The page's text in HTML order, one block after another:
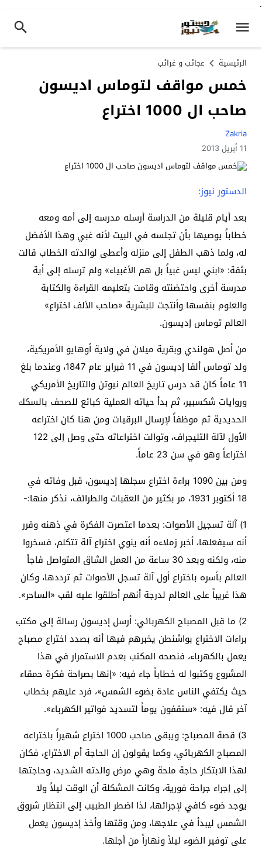
.
الرئيسية عجائب و غرائب
خمس مواقف لتوماس اديسون
صاحب ال 1000 اختراع
Zakria
11 أبريل 2013
الدستور نيوز:
بعد أيام قليلة من الدراسة أرسله مدرسه إلى أمه ومعه
خطاباً يوصيها بأن تجلسه في البيت لأنه غبي وهذا الأفضل
له، ولما ذهب الطفل إلى منزله وأعطى لوالدته الخطاب قالت
بثقة: «ابني ليس غبياً بل هم الأغبياء» ولم ترسله إلى أية
مدرسة أخرى واحتضنته وقامت بتعليمه القراءة والكتابة
والعلوم بنفسها وأنتجت للبشرية «صاحب الألف اختراع»
العالم توماس إديسون.
من أصل هولندي وبقرية ميلان في ولاية أوهايو الأمريكية،
ولد توماس ألفا إديسون في 11 فبراير عام 1847، وعندما بلغ
11 عاماً كان قد درس تاريخ العالم نيوتن والتاريخ الأمريكي
وروايات شكسبير، ثم بدأ حياته العملية كبائع للصحف بالسكك
الحديدية ثم موظفاً لإرسال البرقيات ومن هنا كان اختراعه
الأول لآلة التليجراف، وتوالت اختراعاته حتى وصل إلى 122
اختراعاً وهو في سن 23 عاماً.
ومن بين 1090 براءة اختراع سجلها إديسون، قبل وفاته في
18 أكتوبر 1931، مر بكثير من العقبات والطرائف، نذكر منها:-
1) آلة تسجيل الأصوات: بعدما اعتصرت الفكرة في ذهنه وقرر
أنه سيفعلها، أخبر زملاءه أنه ينوي اختراع آلة تتكلم، فسخروا
منه، ولكنه وبعد 30 ساعة من العمل الشاق المتواصل فاجأ
العالم بأسره باختراع أول آلة تسجل الأصوات ثم ترددها، وكان
هذا غريباً على العالم لدرجة أنهم أطلقوا عليه لقب «الساحر».
2) ما قبل المصباح الكهربائي: أرسل إديسون رسالة إلى مكتب
براءات الاختراع بواشنطن يخبرهم فيها أنه بصدد اختراع مصباح
يعمل بالكهرباء، فنصحه المكتب بعدم الاستمرار في هذا
المشروع وكتبوا له خطاباً جاء فيه: «إنها بصراحة فكرة حمقاء
حيث يكتفي الناس عادة بضوء الشمس»، فرد عليهم بخطاب
آخر قال فيه: «ستقفون يوماً لتسديد فواتير الكهرباء».
3) قصة المصباح: ويبقى صاحب 1000 اختراع شهيراً باختراعه
المصباح الكهربائي، وكما يقولون إن الحاجة أم الاختراع، فكان
لهذا الابتكار حاجة ملحة وهي مرض والدته الشديد، وحاجتها
إلى إجراء جراحة فورية، وكانت المشكلة أن الوقت ليلاً ولا
يوجد ضوء كافي لإجرائها، لذا اضطر الطبيب إلى انتظار شروق
الشمس ليبدأ في علاجها، ومن وقتها وأخذ إديسون يعمل
على توفير الضوء ليلاً ونهاراً من أجلها.